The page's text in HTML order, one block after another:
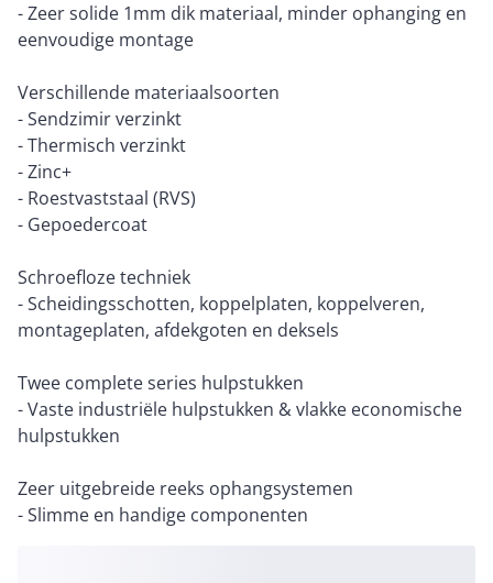
- Zeer solide 1mm dik materiaal, minder ophanging en
eenvoudige montage
Verschillende materiaalsoorten
- Sendzimir verzinkt
- Thermisch verzinkt
- Zinc+
- Roestvaststaal (RVS)
- Gepoedercoat
Schroefloze techniek
- Scheidingsschotten, koppelplaten, koppelveren,
montageplaten, afdekgoten en deksels
Twee complete series hulpstukken
- Vaste industriële hulpstukken & vlakke economische
hulpstukken
Zeer uitgebreide reeks ophangsystemen
- Slimme en handige componenten